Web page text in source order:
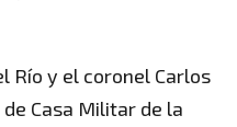
Río y el coronel Carlos
Casa Militar de la